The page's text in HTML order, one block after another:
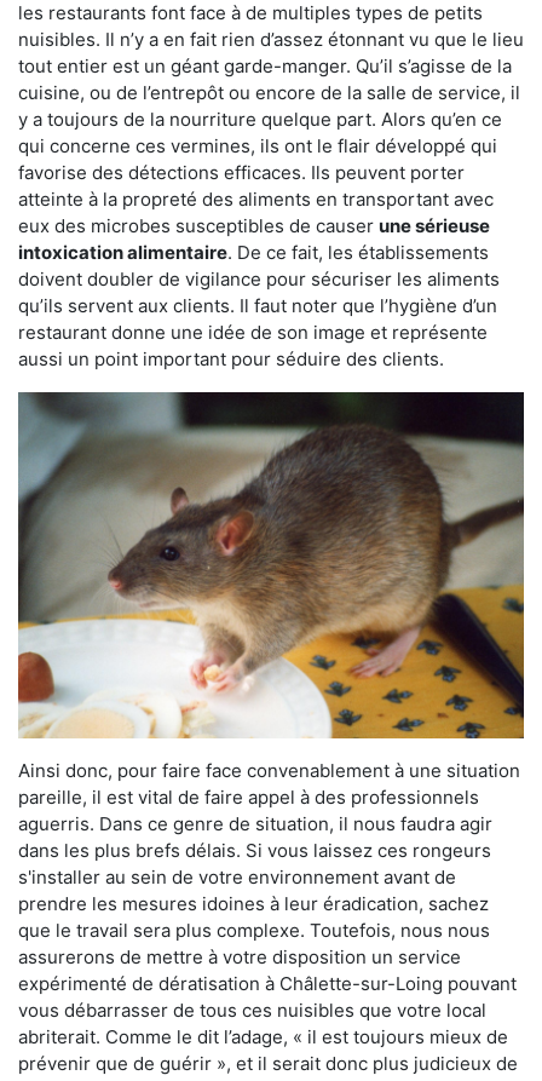
les restaurants font face à de multiples types de petits
nuisibles. Il n’y a en fait rien d’assez étonnant vu que le lieu
tout entier est un géant garde-manger. Qu’il s’agisse de la
cuisine, ou de l’entrepôt ou encore de la salle de service, il
y a toujours de la nourriture quelque part. Alors qu’en ce
qui concerne ces vermines, ils ont le flair développé qui
favorise des détections efficaces. Ils peuvent porter
atteinte à la propreté des aliments en transportant avec
eux des microbes susceptibles de causer une sérieuse
intoxication alimentaire. De ce fait, les établissements
doivent doubler de vigilance pour sécuriser les aliments
qu’ils servent aux clients. Il faut noter que l’hygiène d’un
restaurant donne une idée de son image et représente
aussi un point important pour séduire des clients.
Ainsi donc, pour faire face convenablement à une situation
pareille, il est vital de faire appel à des professionnels
aguerris. Dans ce genre de situation, il nous faudra agir
dans les plus brefs délais. Si vous laissez ces rongeurs
s'installer au sein de votre environnement avant de
prendre les mesures idoines à leur éradication, sachez
que le travail sera plus complexe. Toutefois, nous nous
assurerons de mettre à votre disposition un service
expérimenté de dératisation à Châlette-sur-Loing pouvant
vous débarrasser de tous ces nuisibles que votre local
abriterait. Comme le dit l’adage, « il est toujours mieux de
prévenir que de guérir », et il serait donc plus judicieux de